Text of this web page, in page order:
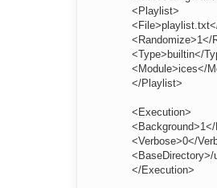
<Playlist>
<Randomize>1</
<Type>builtin</
<Module>ices</
</Playlist>
<Execution>
<Verbose>0</
</Execution>